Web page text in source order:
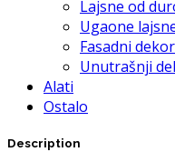
Lajsne od
Ugaone
Fasadni
Unutrašnji
Alati
Ostalo
Description